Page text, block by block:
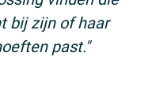
bij zijn of haar
past."